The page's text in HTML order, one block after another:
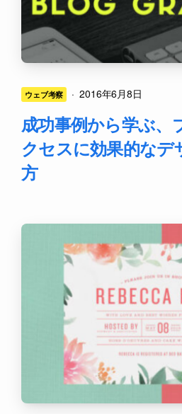
ウェブ考察 · 2016年6月8日
成功事例から学ぶ、
クセスに効果的なデ
方